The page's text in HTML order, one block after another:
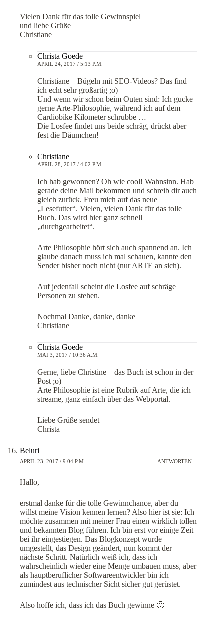
Vielen Dank für das tolle Gewinnspiel
und liebe Grüße
Christiane
Christa Goede
APRIL 24, 2017 / 5:13 P.M.
Christiane – Bügeln mit SEO-Videos? Das find
ich echt sehr großartig ;o)
Und wenn wir schon beim Outen sind: Ich gucke
gerne Arte-Philosophie, während ich auf dem
Cardiobike Kilometer schrubbe …
Die Losfee findet uns beide schräg, drückt aber
fest die Däumchen!
Christiane
APRIL 28, 2017 / 4:02 P.M.
Ich hab gewonnen? Oh wie cool! Wahnsinn. Hab
gerade deine Mail bekommen und schreib dir auch
gleich zurück. Freu mich auf das neue
„Lesefutter“. Vielen, vielen Dank für das tolle
Buch. Das wird hier ganz schnell
„durchgearbeitet“.
Arte Philosophie hört sich auch spannend an. Ich
glaube danach muss ich mal schauen, kannte den
Sender bisher noch nicht (nur ARTE an sich).
Auf jedenfall scheint die Losfee auf schräge
Personen zu stehen.
Nochmal Danke, danke, danke
Christiane
Christa Goede
MAI 3, 2017 / 10:36 A.M.
Gerne, liebe Christine – das Buch ist schon in der
Post ;o)
Arte Philosophie ist eine Rubrik auf Arte, die ich
streame, ganz einfach über das Webportal.
Liebe Grüße sendet
Christa
Beluri
APRIL 23, 2017 / 9:04 P.M. ANTWORTEN
Hallo,
erstmal danke für die tolle Gewinnchance, aber du
willst meine Vision kennen lernen? Also hier ist sie: Ich
möchte zusammen mit meiner Frau einen wirklich tollen
und bekannten Blog führen. Ich bin erst vor einige Zeit
bei ihr eingestiegen. Das Blogkonzept wurde
umgestellt, das Design geändert, nun kommt der
nächste Schritt. Natürlich weiß ich, dass ich
wahrscheinlich wieder eine Menge umbauen muss, aber
als hauptberuflicher Softwareentwickler bin ich
zumindest aus technischer Sicht sicher gut gerüstet.
Also hoffe ich, dass ich das Buch gewinne 🙂